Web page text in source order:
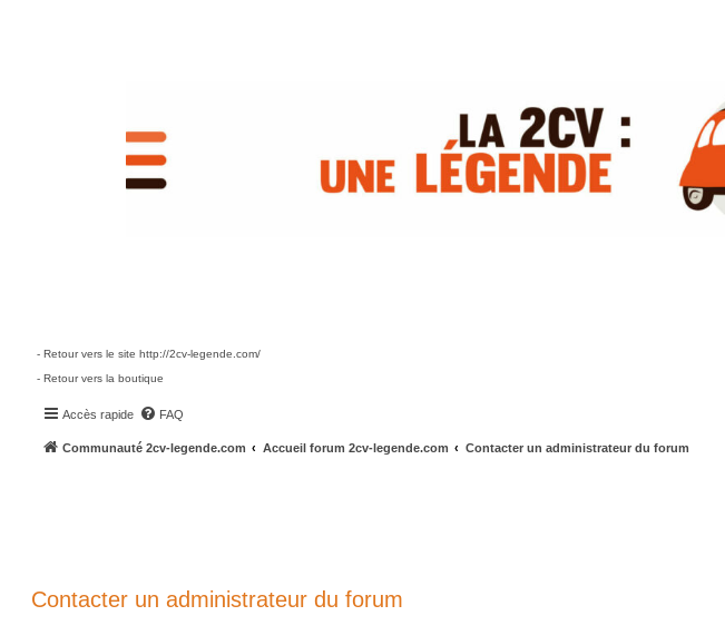
- Retour vers le site http://2cv-legende.com/
- Retour vers la boutique
Accès rapide FAQ
Communauté 2cv-legende.com Accueil forum 2cv-legende.com Contacter un administrateur du forum
Contacter un administrateur du forum